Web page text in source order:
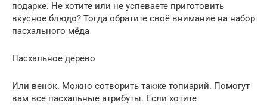
подарке. Не хотите или не успеваете приготовить
вкусное блюдо? Тогда обратите своё внимание на набор
пасхального мёда
Пасхальное дерево
Или венок. Можно сотворить также топиарий. Помогут
вам все пасхальные атрибуты. Если хотите